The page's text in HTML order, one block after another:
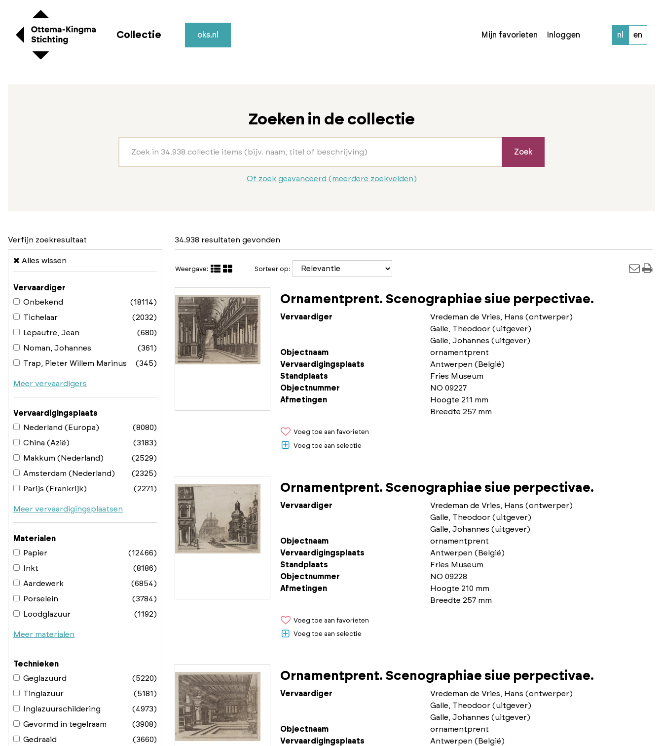
Collectie oks.nl nl en
Mijn favorieten Inloggen
Zoeken in de collectie
Zoek
Of zoek geavanceerd (meerdere zoekvelden)
Verfijn zoekresultaat
Alles wissen
Vervaardiger
Onbekend
(18114)
Tichelaar
(2032)
Lepautre, Jean
(680)
Noman, Johannes
(361)
Trap, Pieter Willem Marinus
(345)
Meer vervaardigers
Vervaardigingsplaats
Nederland (Europa)
(8080)
China (Azië)
(3183)
Makkum (Nederland)
(2529)
Amsterdam (Nederland)
(2325)
Parijs (Frankrijk)
(2271)
Meer vervaardigingsplaatsen
Materialen
Papier
(12466)
Inkt
(8186)
Aardewerk
(6854)
Porselein
(3784)
Loodglazuur
(1192)
Meer materialen
Technieken
Geglazuurd
(5220)
Tinglazuur
(5181)
Inglazuurschildering
(4973)
Gevormd in tegelraam
(3908)
Gedraaid
(3660)
34.938 resultaten gevonden
Weergave: Sorteer op:
Ornamentprent. Scenographiae siue perpectivae.
Vervaardiger
Vredeman de Vries, Hans (ontwerper)
Galle, Theodoor (uitgever)
Galle, Johannes (uitgever)
Objectnaam
ornamentprent
Vervaardigingsplaats
Antwerpen (België)
Standplaats
Fries Museum
Objectnummer
NO 09227
Afmetingen
Hoogte 211 mm
Breedte 257 mm
Voeg toe aan favorieten
Voeg toe aan selectie
Ornamentprent. Scenographiae siue perpectivae.
Vervaardiger
Vredeman de Vries, Hans (ontwerper)
Galle, Theodoor (uitgever)
Galle, Johannes (uitgever)
Objectnaam
ornamentprent
Vervaardigingsplaats
Antwerpen (België)
Standplaats
Fries Museum
Objectnummer
NO 09228
Afmetingen
Hoogte 210 mm
Breedte 257 mm
Voeg toe aan favorieten
Voeg toe aan selectie
Ornamentprent. Scenographiae siue perpectivae.
Vervaardiger
Vredeman de Vries, Hans (ontwerper)
Galle, Theodoor (uitgever)
Galle, Johannes (uitgever)
Objectnaam
ornamentprent
Vervaardigingsplaats
Antwerpen (België)